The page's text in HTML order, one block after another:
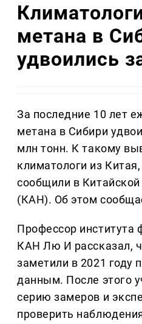
метана в
удвоились
За последние 10 лет
метана в Сибири
млн тонн. К такому
климатологи из
сообщили в
(КАН). Об этом
Профессор института
КАН Лю И рассказал,
заметили в 2021 году
данным. После этого
серию замеров и
проверить